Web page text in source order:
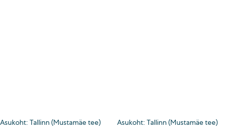
Asukoht: Tallinn (Mustamäe tee) Asukoht: Tallinn (Mustamäe tee)